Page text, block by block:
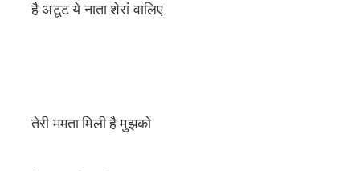
है अटूट ये नाता शेरां वालिए
तेरी ममता मिली है मुझको